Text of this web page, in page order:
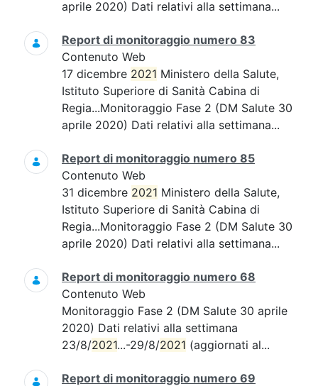
aprile 2020) Dati relativi alla settimana...
Report di monitoraggio numero 83
Contenuto Web
17 dicembre 2021 Ministero della Salute,
Istituto Superiore di Sanità Cabina di
Regia...Monitoraggio Fase 2 (DM Salute 30
aprile 2020) Dati relativi alla settimana...
Report di monitoraggio numero 85
Contenuto Web
31 dicembre 2021 Ministero della Salute,
Istituto Superiore di Sanità Cabina di
Regia...Monitoraggio Fase 2 (DM Salute 30
aprile 2020) Dati relativi alla settimana...
Report di monitoraggio numero 68
Contenuto Web
Monitoraggio Fase 2 (DM Salute 30 aprile
2020) Dati relativi alla settimana
23/8/2021...-29/8/2021 (aggiornati al...
Report di monitoraggio numero 69